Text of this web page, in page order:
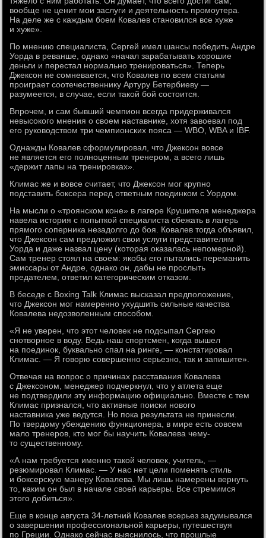
вообще не ценит мои заслуги и деятельность промоутера.
На деле же с каждым боем Ковалев становился все хуже
и хуже».
По мнению специалиста, Сергей имел шансы победить Андре
Уорда в реванше, однако «начал зарабатывать хорошие
деньги и перестал нормально тренироваться». Теперь
Джексон не сомневается, что Ковалев по всем статьям
проиграет соотечественнику Артуру Бетербиеву —
разумеется, в случае, если такой бой состоится.
Впрочем, и сам бывший чемпион всегда придерживался
невысокого мнения о своем наставнике, хотя завоевал под
его руководством три чемпионских пояса — WBO, WBA и IBF.
Однажды Ковалев сформулировал, что Джексон вовсе
не является его полноценным тренером, а всего лишь
«держит лапы на тренировках».
Климас же и вовсе считает, что Джексон мог крупно
подставить боксера перед ответным поединком с Уордом.
На мысли о «троянском коне» в лагере Крушителя менеджера
навела история с попыткой специалиста сбежать в лагерь
прямого соперника незадолго до боя. Ковалев тогда объявил,
что Джексон сам предложил свои услуги представителям
Уорда и даже назвал цену (которая оказалась непомерной).
Сам тренер стоял на своем: якобы его пытались переманить
эмиссары от Андре, однако он, дабы не прослыть
предателем, ответил категорическим отказом.
В беседе с Boxing Talk Климас высказал предположение,
что Джексон мог намеренно ухудшить сильные качества
Ковалева недозволенным способом.
«Я не уверен, что этот человек не подсыпал Сергею
снотворное в воду. Ведь наш спортсмен, когда вышел
на поединок, буквально спал на ринге, — констатировал
Климас. — Я говорю совершенно серьезно, так и запишите».
Отвечая на вопрос о причинах расставания Ковалева
с Джексоном, менеджер подчеркнул, что у атлета еще
не подтвердили эту информацию официально. Вместе с тем
Климас признался, что активные поиски нового
наставника уже ведутся. Но пока результата не принесли.
По твердому убеждению функционера, в мире есть совсем
мало тренеров, кто мог бы научить Ковалева чему-
то существенному.
«А нам требуется именно такой человек, учитель, —
резюмировал Климас. — У нас нет цели поменять стиль
и боксерскую манеру Ковалева. Мы лишь намерены вернуть
то, каким он был в начале своей карьеры. Все стремимся
этого добиться».
Еще в конце августа 34-летний Ковалев всерьез задумывался
о завершении профессиональной карьеры, путешествуя
по Греции. Однако сейчас выяснилось, что прошлые